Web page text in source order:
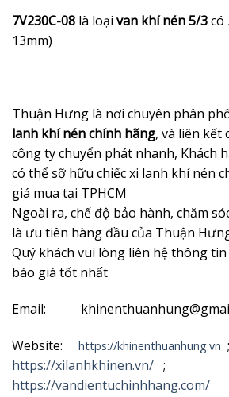
7V230C-08 là loại van khí nén 5/3có
13mm)
Thuận Hưng là nơi chuyên phân
lanh khí nén chính hãng, và liên kết
công ty chuyển phát nhanh, Khách
có thể sỡ hữu chiếc xi lanh khí nén
giá mua tại TPHCM
Ngoài ra, chế độ bảo hành, chăm
là ưu tiên hàng đầu của Thuận
Quý khách vui lòng liên hệ thông
báo giá tốt nhất
Email:
Website: https://khinenthuanhung.vn ;
https://xilanhkhinen.vn/ ;
https://vandientuchinhhang.com/